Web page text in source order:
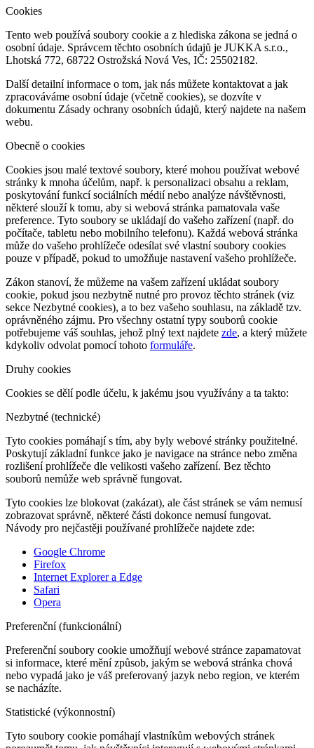
Cookies
Tento web používá soubory cookie a z hlediska zákona se jedná o
osobní údaje. Správcem těchto osobních údajů je JUKKA s.r.o.,
Lhotská 772, 68722 Ostrožská Nová Ves, IČ: 25502182.
Další detailní informace o tom, jak nás můžete kontaktovat a jak
zpracováváme osobní údaje (včetně cookies), se dozvíte v
dokumentu Zásady ochrany osobních údajů, který najdete na našem
webu.
Obecně o cookies
Cookies jsou malé textové soubory, které mohou používat webové
stránky k mnoha účelům, např. k personalizaci obsahu a reklam,
poskytování funkcí sociálních médií nebo analýze návštěvnosti,
některé slouží k tomu, aby si webová stránka pamatovala vaše
preference. Tyto soubory se ukládají do vašeho zařízení (např. do
počítače, tabletu nebo mobilního telefonu). Každá webová stránka
může do vašeho prohlížeče odesílat své vlastní soubory cookies
pouze v případě, pokud to umožňuje nastavení vašeho prohlížeče.
Zákon stanoví, že můžeme na vašem zařízení ukládat soubory
cookie, pokud jsou nezbytně nutné pro provoz těchto stránek (viz
sekce Nezbytné cookies), a to bez vašeho souhlasu, na základě tzv.
oprávněného zájmu. Pro všechny ostatní typy souborů cookie
potřebujeme váš souhlas, jehož plný text najdete zde, a který můžete
kdykoliv odvolat pomocí tohoto formuláře.
Druhy cookies
Cookies se dělí podle účelu, k jakému jsou využívány a ta takto:
Nezbytné (technické)
Tyto cookies pomáhají s tím, aby byly webové stránky použitelné.
Poskytují základní funkce jako je navigace na stránce nebo změna
rozlišení prohlížeče dle velikosti vašeho zařízení. Bez těchto
souborů nemůže web správně fungovat.
Tyto cookies lze blokovat (zakázat), ale část stránek se vám nemusí
zobrazovat správně, některé části dokonce nemusí fungovat.
Návody pro nejčastěji používané prohlížeče najdete zde:
Google Chrome
Firefox
Internet Explorer a Edge
Safari
Opera
Preferenční (funkcionální)
Preferenční soubory cookie umožňují webové stránce zapamatovat
si informace, které mění způsob, jakým se webová stránka chová
nebo vypadá jako je váš preferovaný jazyk nebo region, ve kterém
se nacházíte.
Statistické (výkonnostní)
Tyto soubory cookie pomáhají vlastníkům webových stránek